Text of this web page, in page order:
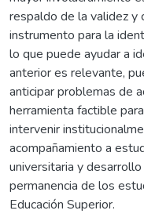
respaldo de la validez
instrumento para la
lo que puede ayudar a
anterior es relevante,
anticipar problemas de
herramienta factible
intervenir
acompañamiento a
universitaria y
permanencia de los
Educación Superior.